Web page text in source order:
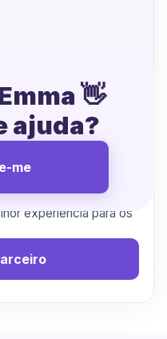
da Xpendy?
cancelamentos,
experiência para os
👋
ajuda?
me